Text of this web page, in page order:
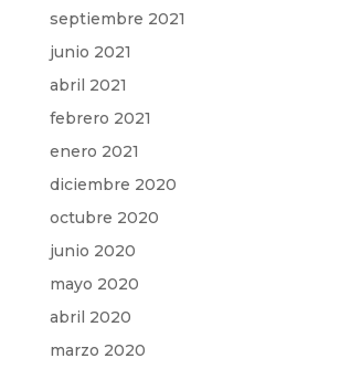
septiembre 2021
junio 2021
abril 2021
febrero 2021
enero 2021
diciembre 2020
octubre 2020
junio 2020
mayo 2020
abril 2020
marzo 2020